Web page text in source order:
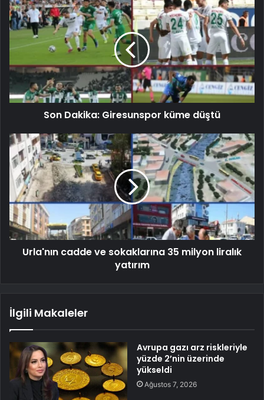
Son Dakika: Giresunspor küme düştü
Urla'nın cadde ve sokaklarına 35 milyon liralık
yatırım
İlgili Makaleler
Avrupa gazı arz riskleriyle
yüzde 2’nin üzerinde
yükseldi
Ağustos 7, 2026